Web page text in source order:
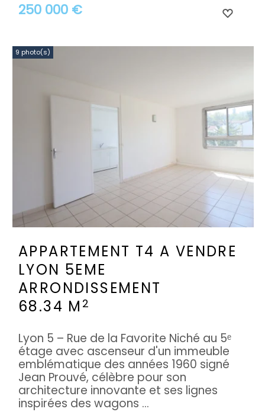
250 000 €
9 photo(s)
APPARTEMENT T4 A VENDRE
LYON 5EME
ARRONDISSEMENT
68.34 M 2
Lyon 5 – Rue de la Favorite Niché au 5ᵉ
étage avec ascenseur d'un immeuble
emblématique des années 1960 signé
Jean Prouvé, célèbre pour son
architecture innovante et ses lignes
inspirées des wagons ...